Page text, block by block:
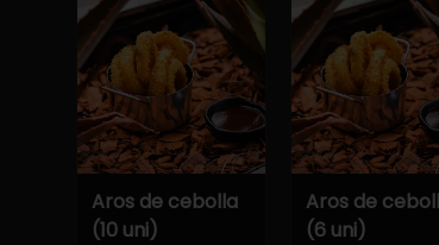
Aros de cebolla
(10 uni)
Aros de
(6 uni)